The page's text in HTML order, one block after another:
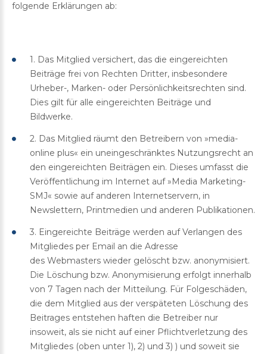
folgende Erklärungen ab:
1. Das Mitglied versichert, das die eingereichten
Beiträge frei von Rechten Dritter, insbesondere
Urheber-, Marken- oder Persönlichkeitsrechten sind.
Dies gilt für alle eingereichten Beiträge und
Bildwerke.
2. Das Mitglied räumt den Betreibern von »media-
online plus« ein uneingeschränktes Nutzungsrecht an
den eingereichten Beiträgen ein. Dieses umfasst die
Veröffentlichung im Internet auf »Media Marketing-
SMJ« sowie auf anderen Internetservern, in
Newslettern, Printmedien und anderen Publikationen.
3. Eingereichte Beiträge werden auf Verlangen des
Mitgliedes per Email an die Adresse
des Webmasters wieder gelöscht bzw. anonymisiert.
Die Löschung bzw. Anonymisierung erfolgt innerhalb
von 7 Tagen nach der Mitteilung. Für Folgeschäden,
die dem Mitglied aus der verspäteten Löschung des
Beitrages entstehen haften die Betreiber nur
insoweit, als sie nicht auf einer Pflichtverletzung des
Mitgliedes (oben unter 1), 2) und 3) ) und soweit sie